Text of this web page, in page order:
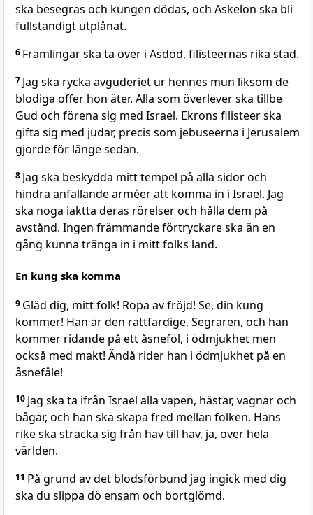
ska besegras och kungen dödas, och Askelon ska bli
fullständigt utplånat.
6 Främlingar ska ta över i Asdod, filisteernas rika stad.
7 Jag ska rycka avguderiet ur hennes mun liksom de
blodiga offer hon äter. Alla som överlever ska tillbe
Gud och förena sig med Israel. Ekrons filisteer ska
gifta sig med judar, precis som jebuseerna i Jerusalem
gjorde för länge sedan.
8 Jag ska beskydda mitt tempel på alla sidor och
hindra anfallande arméer att komma in i Israel. Jag
ska noga iaktta deras rörelser och hålla dem på
avstånd. Ingen främmande förtryckare ska än en
gång kunna tränga in i mitt folks land.
En kung ska komma
9 Gläd dig, mitt folk! Ropa av fröjd! Se, din kung
kommer! Han är den rättfärdige, Segraren, och han
kommer ridande på ett åsneföl, i ödmjukhet men
också med makt! Ändå rider han i ödmjukhet på en
åsnefåle!
10 Jag ska ta ifrån Israel alla vapen, hästar, vagnar och
bågar, och han ska skapa fred mellan folken. Hans
rike ska sträcka sig från hav till hav, ja, över hela
världen.
11 På grund av det blodsförbund jag ingick med dig
ska du slippa dö ensam och bortglömd.